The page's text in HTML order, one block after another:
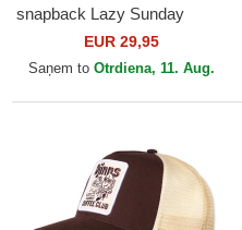
snapback Lazy Sunday
Coffee Club HFT no Djinns
EUR 29,95
Saņem to Otrdiena, 11. Aug.